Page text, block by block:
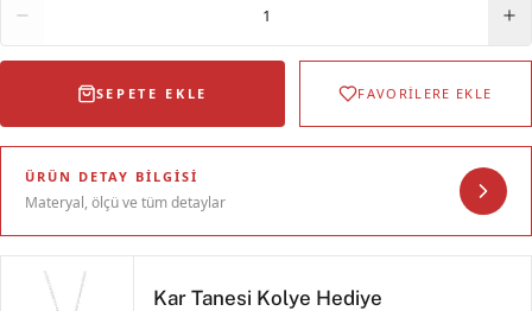
1
SEPETE EKLE FAVORİLERE EKLE
ÜRÜN DETAY BILGISI
Materyal, ölçü ve tüm detaylar
Kar Tanesi Kolye Hediye